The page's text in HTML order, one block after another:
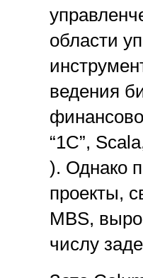
области
ведения
“1С”,
). Однако
проекты,
MBS,
числу